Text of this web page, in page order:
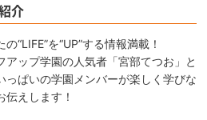
介
の“LIFE”を“UP”する情報満載！
アップ学園の人気者「宮部てつお」と
っぱいの学園メンバーが楽しく学びな
伝えします！